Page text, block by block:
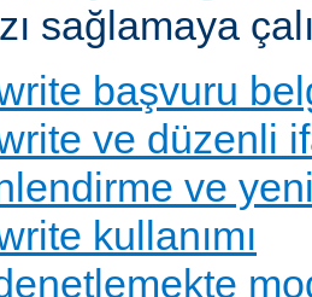
sağlamaya
başvuru
ve düzenli
ve
kullanımı